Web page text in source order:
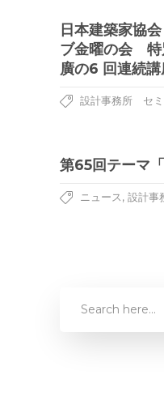
日本建築家協
ブ金曜の会 特
廣の6 回連続
設計事務所 セミ
第65回テーマ
ニュース, 設計事